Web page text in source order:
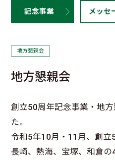
記念事業 メッセ
地方懇親会
地方懇親会
創立50周年記念事業・地
た。
令和5年10月・11月、創立
長崎、熱海、宝塚、和倉